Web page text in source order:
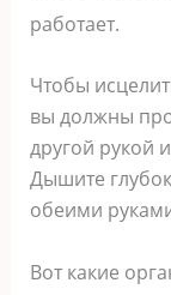
работает.
Чтобы
вы должны
другой рукой
Дышите
обеими
Вот какие